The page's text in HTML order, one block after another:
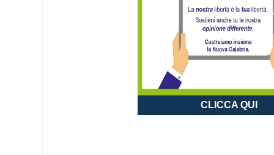
CLICCA QUI